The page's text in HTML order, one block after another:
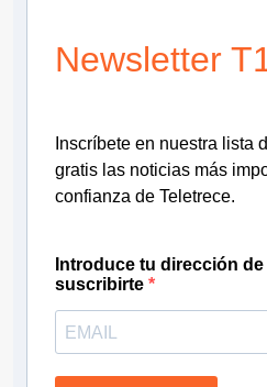
Newsletter
Inscríbete en nuestra lista
gratis las noticias más
confianza de Teletrece.
Introduce tu dirección
suscribirte